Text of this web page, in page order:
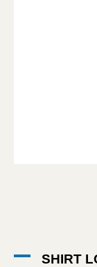
SHIRT